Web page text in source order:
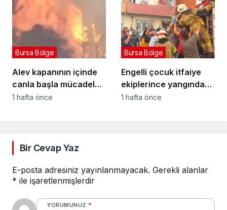
Alev kapanının içinde
canla başla mücadele
ettiler:
Bursa Bölge
1 hafta önce
Engelli çocuk itfaiye
ekiplerince yangından
kurtarıldı
Bursa Bölge
1 hafta önce
Bir Cevap Yaz
E-posta adresiniz yayınlanmayacak. Gerekli alanlar
* ile işaretlenmişlerdir
YORUMUNUZ *